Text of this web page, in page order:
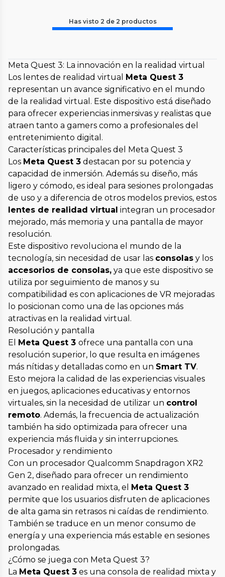
Has visto 2 de 2 productos
Meta Quest 3: La innovación en la realidad virtual
Los lentes de realidad virtual Meta Quest 3
representan un avance significativo en el mundo
de la realidad virtual. Este dispositivo está diseñado
para ofrecer experiencias inmersivas y realistas que
atraen tanto a gamers como a profesionales del
entretenimiento digital.
Características principales del Meta Quest 3
Los Meta Quest 3 destacan por su potencia y
capacidad de inmersión. Además su diseño, más
ligero y cómodo, es ideal para sesiones prolongadas
de uso y a diferencia de otros modelos previos, estos
lentes de realidad virtual integran un procesador
mejorado, más memoria y una pantalla de mayor
resolución.
Este dispositivo revoluciona el mundo de la
tecnología, sin necesidad de usar las consolas y los
accesorios de consolas, ya que este dispositivo se
utiliza por seguimiento de manos y su
compatibilidad es con aplicaciones de VR mejoradas
lo posicionan como una de las opciones más
atractivas en la realidad virtual.
Resolución y pantalla
El Meta Quest 3 ofrece una pantalla con una
resolución superior, lo que resulta en imágenes
más nítidas y detalladas como en un Smart TV.
Esto mejora la calidad de las experiencias visuales
en juegos, aplicaciones educativas y entornos
virtuales, sin la necesidad de utilizar un control
remoto. Además, la frecuencia de actualización
también ha sido optimizada para ofrecer una
experiencia más fluida y sin interrupciones.
Procesador y rendimiento
Con un procesador Qualcomm Snapdragon XR2
Gen 2, diseñado para ofrecer un rendimiento
avanzado en realidad mixta, el Meta Quest 3
permite que los usuarios disfruten de aplicaciones
de alta gama sin retrasos ni caídas de rendimiento.
También se traduce en un menor consumo de
energía y una experiencia más estable en sesiones
prolongadas.
¿Cómo se juega con Meta Quest 3?
La Meta Quest 3 es una consola de realidad mixta y